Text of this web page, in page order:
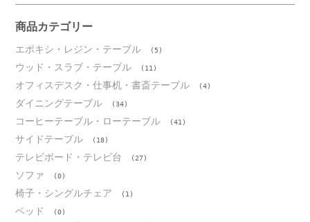
ブ
商品カテゴリー
エポキシ・レジン・テーブル (5)
ウッド・スラブ・テーブル (11)
オフィスデスク・仕事机・書斎テーブル (4)
ダイニングテーブル (34)
コーヒーテーブル・ローテーブル (41)
サイドテーブル (18)
テレビボード・テレビ台 (27)
ソファ (0)
椅子・シングルチェア (1)
ベッド (0)